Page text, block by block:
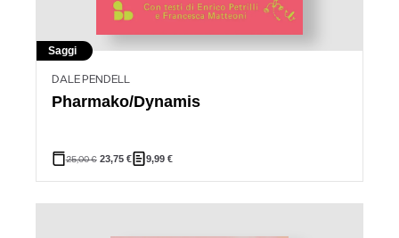
Saggi
DALE PENDELL
Pharmako/Dynamis
25,00€ 23,75 € 9,99 €